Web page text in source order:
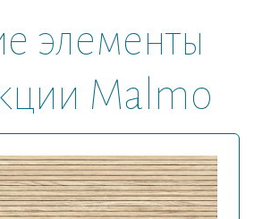
элементы
Malmo